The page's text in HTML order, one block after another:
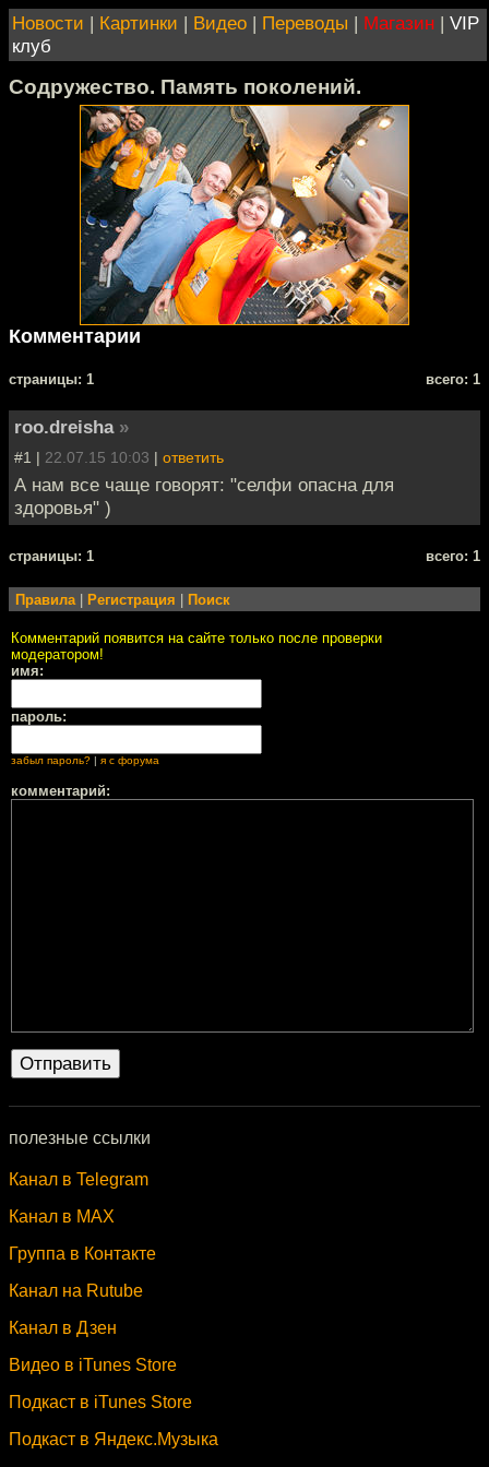
Новости | Картинки | Видео | Переводы | Магазин | VIP
клуб
Содружество. Память поколений.
Комментарии
cтраницы: 1 всего: 1
roo.dreisha »
#1 | 22.07.15 10:03 | ответить
А нам все чаще говорят: "селфи опасна для
здоровья" )
cтраницы: 1 всего: 1
Правила Регистрация Поиск
Комментарий появится на сайте только после проверки
модератором!
имя:
пароль:
забыл пароль? | я с форума
комментарий:
полезные ссылки
Канал в Telegram
Канал в MAX
Группа в Контакте
Канал на Rutube
Канал в Дзен
Видео в iTunes Store
Подкаст в iTunes Store
Подкаст в Яндекс.Музыка